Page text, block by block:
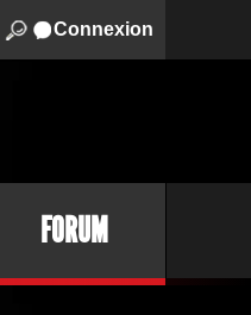
Connexion
FORUM